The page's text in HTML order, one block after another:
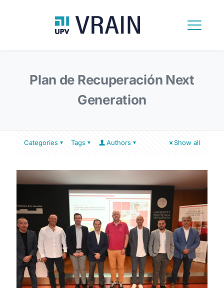
Plan de Recuperación Next
Generation
Categories Tags Authors Show all